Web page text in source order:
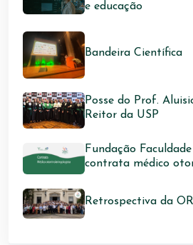
e educação
Bandeira Científica
Posse do Prof.
Reitor da USP
Fundação
contrata médico
Retrospectiva da